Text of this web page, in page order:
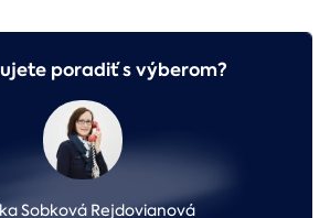
poradiť s výberom?
Sobková Rejdovianová